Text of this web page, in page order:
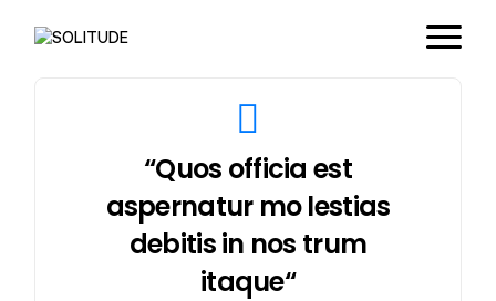
“Quos officia est
aspernatur mo lestias
debitis in nos trum
itaque“